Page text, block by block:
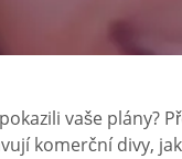
vaše plány?
komerční divy,